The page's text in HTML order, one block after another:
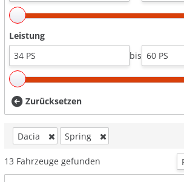
Leistung
bis
Zurücksetzen
Dacia Spring
13 Fahrzeuge gefunden